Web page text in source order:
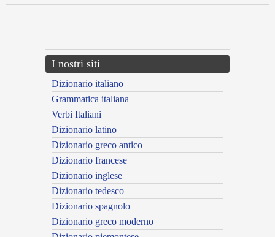
I nostri siti
Dizionario italiano
Grammatica italiana
Verbi Italiani
Dizionario latino
Dizionario greco antico
Dizionario francese
Dizionario inglese
Dizionario tedesco
Dizionario spagnolo
Dizionario greco moderno